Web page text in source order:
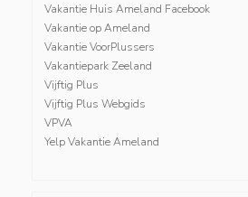
Vakantie Huis Ameland Facebook
Vakantie op Ameland
Vakantie VoorPlussers
Vakantiepark Zeeland
Vijftig Plus
Vijftig Plus Webgids
VPVA
Yelp Vakantie Ameland